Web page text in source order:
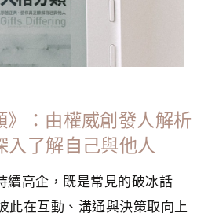
》：由權威創發人解析
入了解自己與他人
續高企，既是常見的破冰話
此在互動、溝通與決策取向上